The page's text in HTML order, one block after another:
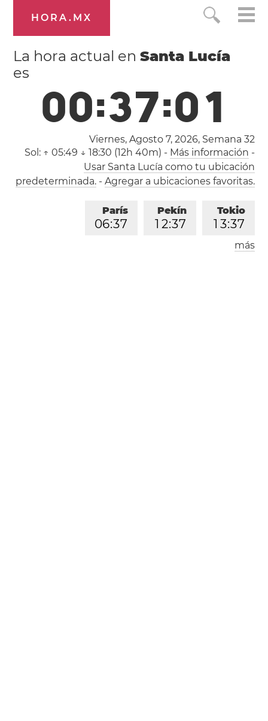
HORA.MX
La hora actual enSanta Lucía
es
00:37:02
Viernes, Agosto 7, 2026, Semana 32
Sol: ↑ 05:49 ↓ 18:30 (12h 40m) - Más información -
Usar Santa Lucía como tu ubicación
predeterminada.- Agregar a ubicaciones favoritas.
Tokio
1 3:37
Pekín
1 2:37
París
06:37
Londres
más